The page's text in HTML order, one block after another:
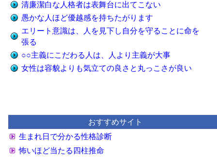
清廉潔白な人格者は表舞台に出てこない
愚かな人ほど優越感を持ちたがります
エリート意識は、人を見下し自分を守ることに命を
張る
○○主義にこだわる人は、人より主義が大事
女性は容貌よりも気立ての良さと丸っこさが良い
おすすめサイト
生まれ日で分かる性格診断
怖いほど当たる四柱推命